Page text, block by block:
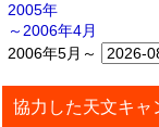
2005年
～2006年4月
2006年5月～
協力した天文キャ